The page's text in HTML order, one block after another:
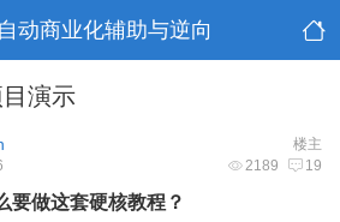
动商业化辅助与逆向
演示
楼主
2189 19
要做这套硬核教程？